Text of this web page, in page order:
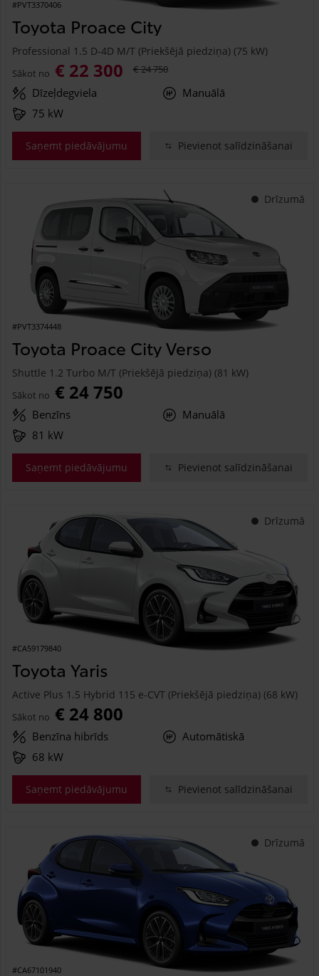
#PVT3370406
Toyota Proace City
Professional 1.5 D-4D M/T (Priekšējā piedziņa) (75 kW)
Sākot no € 22 300 € 24 750
Dīzeļdegviela
Manuālā
75 kW
Saņemt piedāvājumu Pievienot salīdzināšanai
Drīzumā
#PVT3374448
Toyota Proace City Verso
Shuttle 1.2 Turbo M/T (Priekšējā piedziņa) (81 kW)
Sākot no € 24 750
Benzīns
Manuālā
81 kW
Saņemt piedāvājumu Pievienot salīdzināšanai
Drīzumā
#CA59179840
Toyota Yaris
Active Plus 1.5 Hybrid 115 e-CVT (Priekšējā piedziņa) (68 kW)
Sākot no € 24 800
Benzīna hibrīds
Automātiskā
68 kW
Saņemt piedāvājumu Pievienot salīdzināšanai
Drīzumā
#CA67101940